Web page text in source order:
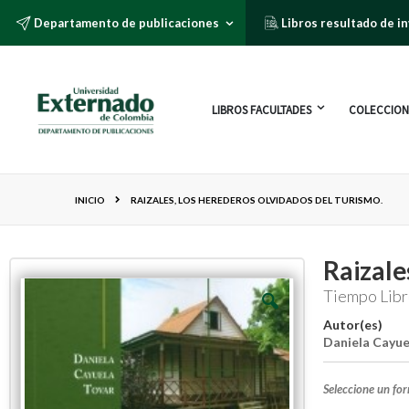
Departamento de publicaciones Libros resultado de
LIBROS FACULTADES
INICIO RAIZALES, LOS HEREDEROS OLVIDADOS DEL TURISMO.
Tiempo
Autor(es)
Daniela
Seleccione un